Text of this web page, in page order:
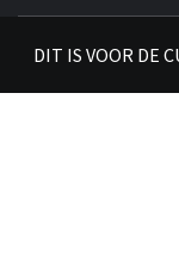
DIT IS VOOR DE